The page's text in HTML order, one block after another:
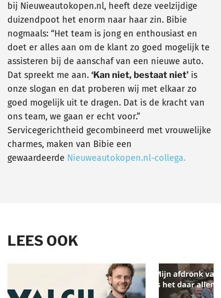
bij Nieuweautokopen.nl, heeft deze veelzijdige
duizendpoot het enorm naar haar zin. Bibie
nogmaals: “Het team is jong en enthousiast en
doet er alles aan om de klant zo goed mogelijk te
assisteren bij de aanschaf van een nieuwe auto.
Dat spreekt me aan. ‘Kan niet, bestaat niet’ is
onze slogan en dat proberen wij met elkaar zo
goed mogelijk uit te dragen. Dat is de kracht van
ons team, we gaan er echt voor.”
Servicegerichtheid gecombineerd met vrouwelijke
charmes, maken van Bibie een
gewaardeerde Nieuweautokopen.nl-collega.
LEES OOK